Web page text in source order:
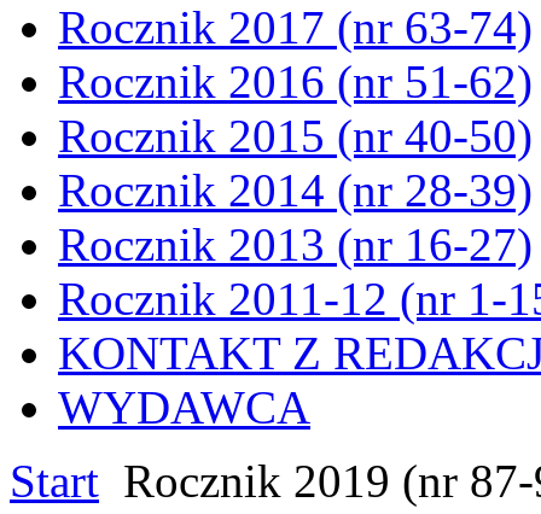
Rocznik 2017 (nr 63-74)
Rocznik 2016 (nr 51-62)
Rocznik 2015 (nr 40-50)
Rocznik 2014 (nr 28-39)
Rocznik 2013 (nr 16-27)
Rocznik 2011-12 (nr 1-
KONTAKT Z
WYDAWCA
Start Rocznik 2019 (nr